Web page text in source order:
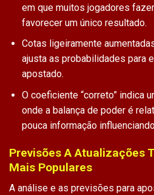
em que muitos jogadores
favorecer um único resultado.
Cotas ligeiramente
ajusta as probabilidades para
apostado.
O coeficiente “correto” indica
onde a balança de poder é
pouca informação
Previsões A Atualizações
Mais Populares
A análise e as previsões para